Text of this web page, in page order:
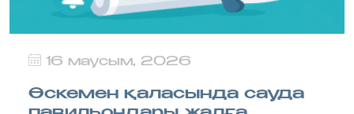
16 маусым, 2026
Өскемен қаласында сауда